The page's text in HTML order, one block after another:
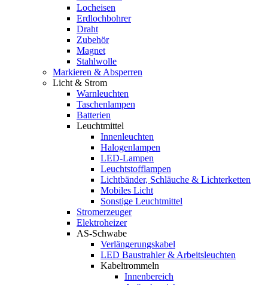
Locheisen
Erdlochbohrer
Draht
Zubehör
Magnet
Stahlwolle
Markieren & Absperren
Licht & Strom
Warnleuchten
Taschenlampen
Batterien
Leuchtmittel
Innenleuchten
Halogenlampen
LED-Lampen
Leuchtstofflampen
Lichtbänder, Schläuche & Lichterketten
Mobiles Licht
Sonstige Leuchtmittel
Stromerzeuger
Elektroheizer
AS-Schwabe
Verlängerungskabel
LED Baustrahler & Arbeitsleuchten
Kabeltrommeln
Innenbereich